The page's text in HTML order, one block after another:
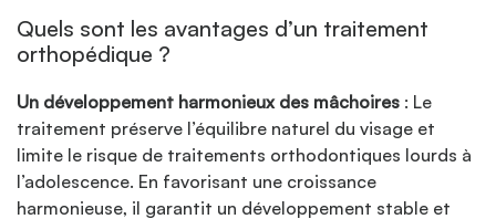
Quels sont les avantages d’un traitement
orthopédique ?
Un développement harmonieux des mâchoires : Le
traitement préserve l’équilibre naturel du visage et
limite le risque de traitements orthodontiques lourds à
l’adolescence. En favorisant une croissance
harmonieuse, il garantit un développement stable et